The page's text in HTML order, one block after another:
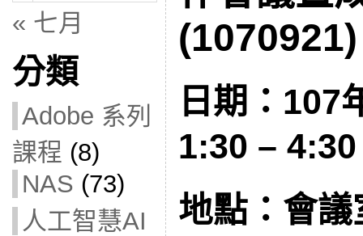
« 七月
分類
Adobe 系列
課程 (8)
NAS (73)
人工智慧AI
(1070921)
日期：107
1:30 – 4:30
地點：會議